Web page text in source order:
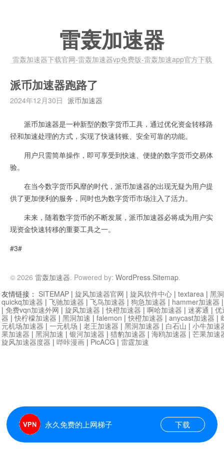
雷轰加速器
雷轰加速器下载官网-雷轰加速器vp免费版-雷轰加速app官方下载
派币加速器跑路了
2024年12月30日 派币加速器
派币加速器是一种新型的数字货币工具，通过优化资金转移路
径和加速处理的方式，实现了快速转账、安全可靠的功能。
用户只需简单操作，即可享受到快速、便捷的数字货币交易体
验。
在当今数字货币风靡的时代，派币加速器的出现无疑为用户提
供了更加便利的服务，同时也为数字货币市场注入了活力。
未来，随着数字货币的不断发展，派币加速器必将成为用户实
现资金快速转移的重要工具之一。
#3#
© 2026 雷轰加速器. Powered by: WordPress.Sitemap.
永久免费的上网梯子 下载
友情链接： SITEMAP | 旋风加速器官网 | 旋风软件中心 | textarea | 黑
quickq加速器 | 飞驰加速器 | 飞鸟加速器 | 狗急加速器 | hammer加速器
| 免费vqn加速外网 | 旋风加速器 |快橙加速器 | 啊哈加速器 | 迷雾通 | 优
器 |快柠檬加速器 | 黑洞加速 | falemon |快橙加速器 | anycast加速器 |
元机场加速器 | 一元机场 | 老王加速器 | 黑洞加速器 | 白石山 | 小牛加速
果加速器 | 黑洞加速 | 银河加速器 | 猎豹加速器 | 海鸥加速器 | 芒果加速
旋风加速器度器 | 哔咔漫画 | PicACG | 雷霆加速